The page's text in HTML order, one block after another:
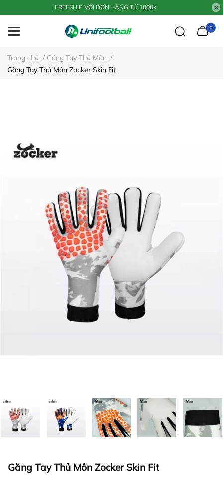
FREESHIP VỚI ĐƠN HÀNG TỪ 1000k
0
Trang chủ / Găng Tay Thủ Môn /
Găng Tay Thủ Môn Zocker Skin Fit
Găng Tay Thủ Môn Zocker Skin Fit